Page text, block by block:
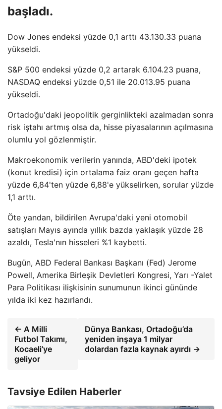
başladı.
Dow Jones endeksi yüzde 0,1 arttı 43.130.33 puana
yükseldi.
S&P 500 endeksi yüzde 0,2 artarak 6.104.23 puana,
NASDAQ endeksi yüzde 0,51 ile 20.013.95 puana
yükseldi.
Ortadoğu'daki jeopolitik gerginlikteki azalmadan sonra
risk iştahı artmış olsa da, hisse piyasalarının açılmasına
olumlu yol gözlenmiştir.
Makroekonomik verilerin yanında, ABD'deki ipotek
(konut kredisi) için ortalama faiz oranı geçen hafta
yüzde 6,84'ten yüzde 6,88'e yükselirken, sorular yüzde
1,1 arttı.
Öte yandan, bildirilen Avrupa'daki yeni otomobil
satışları Mayıs ayında yıllık bazda yaklaşık yüzde 28
azaldı, Tesla'nın hisseleri %1 kaybetti.
Bugün, ABD Federal Bankası Başkanı (Fed) Jerome
Powell, Amerika Birleşik Devletleri Kongresi, Yarı -Yalet
Para Politikası ilişkisinin sunumunun ikinci gününde
yılda iki kez hazırlandı.
← A Milli
Futbol Takımı,
Kocaeli’ye
geliyor
Dünya Bankası, Ortadoğu’da
yeniden inşaya 1 milyar
dolardan fazla kaynak ayırdı →
Tavsiye Edilen Haberler